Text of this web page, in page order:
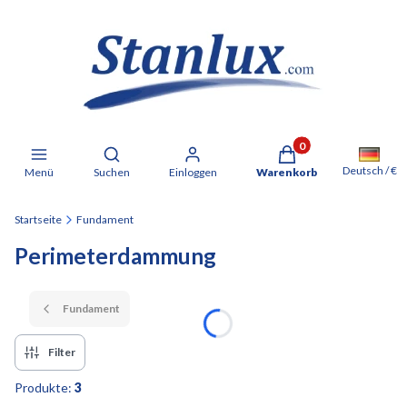
Menü
Suchmaschine öffnen
Suchen Einloggen
Produkte im
Warenkorb Deutsch / €
Startseite Fundament
Perimeterdammung
Fundament
Filter
Produkte: 3